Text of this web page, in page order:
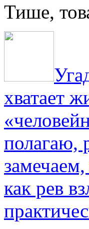
Тише,
хватает
полагаю,
как рев